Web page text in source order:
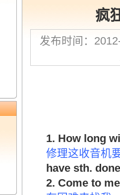
疯
发布时间：
1. How long
修理这收音机
have sth.
2. Come to